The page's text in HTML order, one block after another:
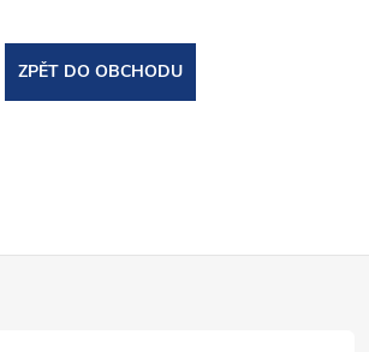
ZPĚT DO OBCHODU